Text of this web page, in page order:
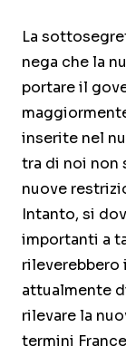
La
nega che la
portare il
inserite nel
tra di noi non
nuove
Intanto, si
importanti a
attualmente
rilevare la
termini